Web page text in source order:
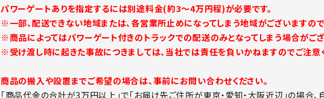
パワーゲートありを指定するには別途料金(約3～4万円程)が必要です。
※一部、配送できない地域または、各営業所止めになってしまう地域がございますので
※商品によってはパワーゲート付きのトラックでの配送のみとなってしまう場合がご
※受け渡し時に起きた事故につきましては、当社では責任を負いかねますのでご注意
商品の搬入や設置までご希望の場合は、事前にお問い合わせください。
「商品代金の合計が3万円以上」で「お届け先ご住所が東京・愛知・大阪近辺」の場合